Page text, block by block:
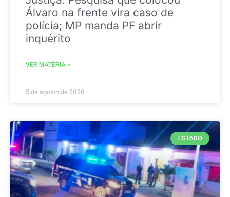
Álvaro na frente vira caso de
polícia; MP manda PF abrir
inquérito
VER MATÉRIA »
5 de agosto de 2026
ESTADO